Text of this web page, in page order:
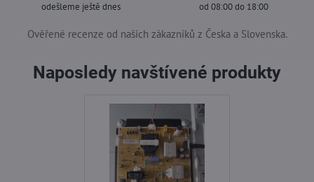
odešleme ještě dnes od 08:00 do 18:00
Ověřené recenze od našich zákazníků z Česka a Slovenska.
Naposledy navštívené produkty